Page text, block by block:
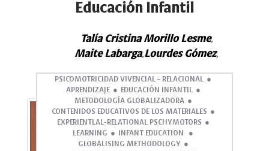
Educación Infantil
Talía Cristina Morillo Lesme,
Maite Labarga,Lourdes Gómez,
PSICOMOTRICIDAD VIVENCIAL - RELACIONAL
APRENDIZAJE
EDUCACIÓN INFANTIL
METODOLOGÍA GLOBALIZADORA
CONTENIDOS EDUCATIVOS DE LOS MATERIALES
EXPERIENTLAL-RELATIONAL PSCHYMOTORS
LEARNING
INFANT EDUCATION
GLOBALISING METHODOLOGY